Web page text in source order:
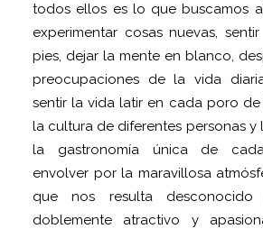
todos ellos es lo que buscamos
experimentar cosas nuevas,
pies, dejar la mente en blanco,
preocupaciones de la vida
sentir la vida latir en cada poro
la cultura de diferentes personas y
la gastronomía única de
envolver por la maravillosa
que nos resulta
doblemente atractivo y